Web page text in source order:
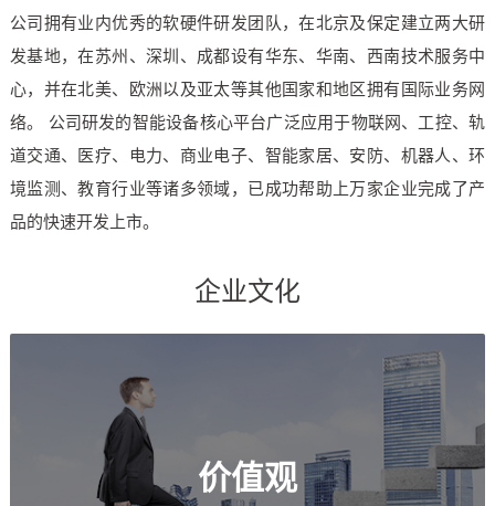
公司拥有业内优秀的软硬件研发团队，在北京及保定建立两大研
发基地，在苏州、深圳、成都设有华东、华南、西南技术服务中
心，并在北美、欧洲以及亚太等其他国家和地区拥有国际业务网
络。 公司研发的智能设备核心平台广泛应用于物联网、工控、轨
道交通、医疗、电力、商业电子、智能家居、安防、机器人、环
境监测、教育行业等诸多领域，已成功帮助上万家企业完成了产
品的快速开发上市。
企业文化
价值观